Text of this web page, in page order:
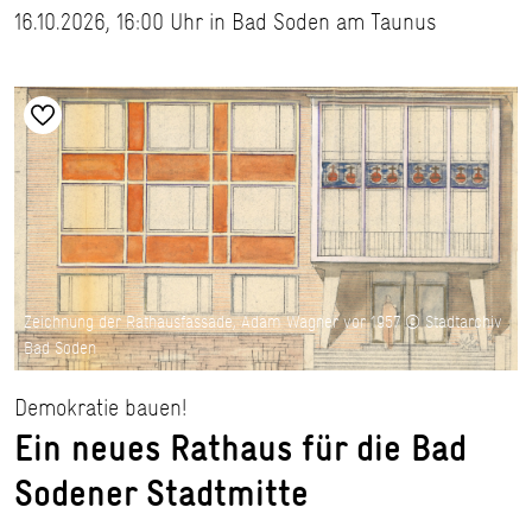
16.10.2026, 16:00 Uhr in Bad Soden am Taunus
Zeichnung der Rathausfassade, Adam Wagner vor 1957 © Stadtarchiv
Bad Soden
Demokratie bauen!
Ein neues Rathaus für die Bad
Sodener Stadtmitte